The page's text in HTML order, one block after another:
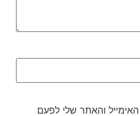
והאתר שלי לפעם